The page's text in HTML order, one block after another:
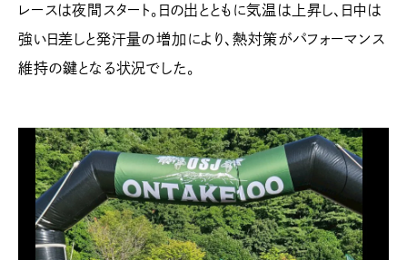
レースは夜間スタート。日の出とともに気温は上昇し、日中は
強い日差しと発汗量の増加により、熱対策がパフォーマンス
維持の鍵となる状況でした。